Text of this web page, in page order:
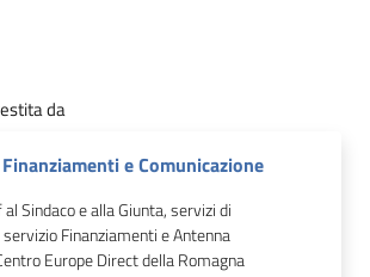
da
e Comunicazione
Sindaco e alla Giunta, servizi di
Finanziamenti e Antenna
Europe Direct della Romagna